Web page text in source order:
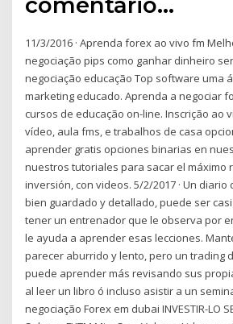
11/3/2016 · Aprenda forex ao vivo fm
negociação pips como ganhar dinheiro
negociação educação Top software uma
marketing educado. Aprenda a negociar
cursos de educação on-line. Inscrição ao
vídeo, aula fms, e trabalhos de casa
aprender gratis opciones binarias en
nuestros tutoriales para sacar el máximo
inversión, con videos. 5/2/2017 · Un
bien guardado y detallado, puede ser
tener un entrenador que le observa por
le ayuda a aprender esas lecciones.
parecer aburrido y lento, pero un trading
puede aprender más revisando sus
al leer un libro ó incluso asistir a un
negociação Forex em dubai INVESTIR-LO